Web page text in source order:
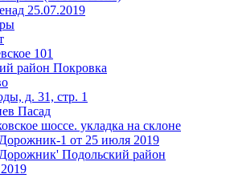
25.07.2019
101
район Покровка
д. 31, стр. 1
Пасад
шоссе. укладка на склоне
1 от 25 июля 2019
Подольский район